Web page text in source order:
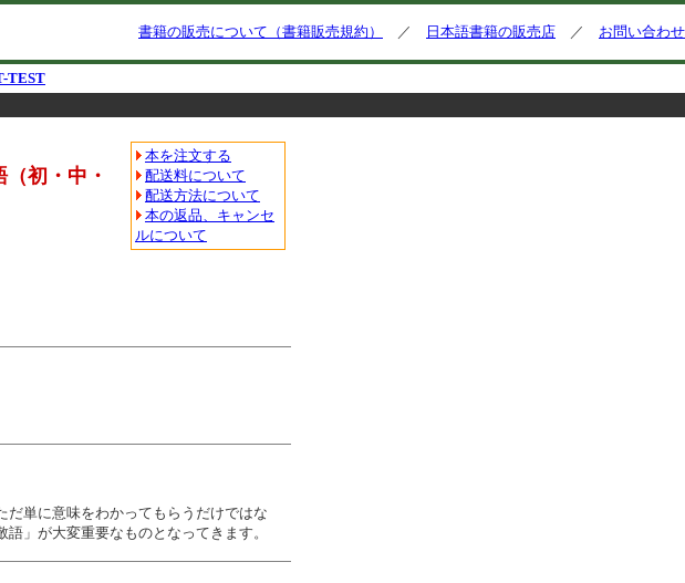
書籍の販売について（書籍販売規約） ／ 日本語書籍の販売店 ／ お問い合わせ
TEST
（初・中・
本を注文する
配送料について
配送方法について
本の返品、キャンセ
ルについて
単に意味をわかってもらうだけではな
」が大変重要なものとなってきます。